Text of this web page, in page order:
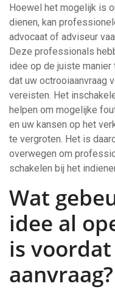
Hoewel het mogelijk is
dienen, kan
advocaat of adviseur
Deze professionals
idee op de juiste
dat uw octrooiaanvraag
vereisten. Het
helpen om mogelijke
en uw kansen op het
te vergroten. Het is
overwegen om
schakelen bij het
Wat
idee al
is
aanvraag?